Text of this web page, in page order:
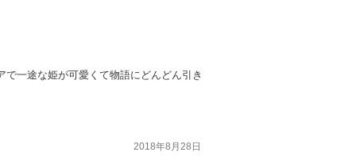
一途な姫が可愛くて物語にどんどん引き
2018年8月28日